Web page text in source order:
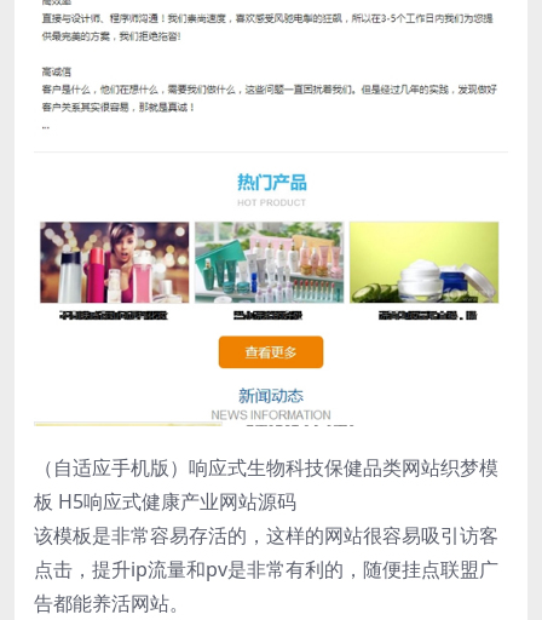
（自适应手机版）响应式生物科技保健品类网站织梦模
板 H5响应式健康产业网站源码
该模板是非常容易存活的，这样的网站很容易吸引访客
点击，提升ip流量和pv是非常有利的，随便挂点联盟广
告都能养活网站。